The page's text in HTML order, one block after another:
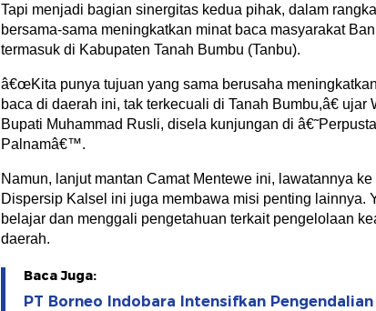
Tapi menjadi bagian sinergitas kedua pihak, dalam rangka
bersama-sama meningkatkan minat baca masyarakat
termasuk di Kabupaten Tanah Bumbu (Tanbu).
â€œKita punya tujuan yang sama berusaha
baca di daerah ini, tak terkecuali di Tanah Bumbu,â€ ujar
Bupati Muhammad Rusli, disela kunjungan di
Palnamâ€™.
Namun, lanjut mantan Camat Mentewe ini, lawatannya ke
Dispersip Kalsel ini juga membawa misi penting lainnya.
belajar dan menggali pengetahuan terkait pengelolaan
daerah.
Baca Juga:
PT Borneo Indobara Intensifkan Pengendalian